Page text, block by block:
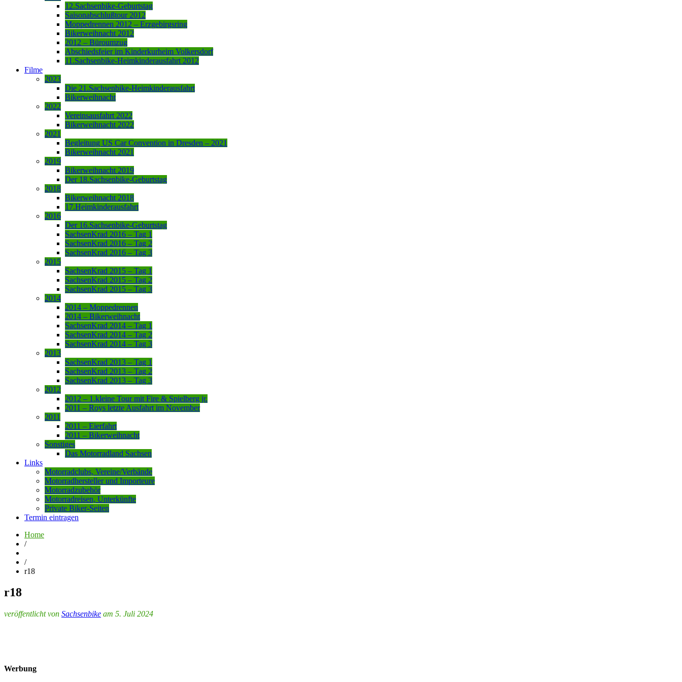
12.Sachsenbike-Geburtstag
Saisonabschlußtour 2012
Moppedrennen 2012 – Erzgebirgsring
Bikerweihnacht 2012
2012 – Büroumzug
Abschiedsfeier im Kinderkurheim Volkersdorf
11.Sachsenbike-Heimkinderausfahrt 2012
Filme
2023
Die 21.Sachsenbike-Heimkinderausfahrt
Bikerweihnacht
2022
Vereinsausfahrt 2022
Bikerweihnacht 2022
2021
Begleitung US Car Convention in Dresden – 2021
Bikerweihnacht 2021
2019
Bikerweihnacht 2019
Der 18.Sachsenbike-Geburtstag
2018
Bikerweihnacht 2018
17.Heimkinderausfahrt
2016
Der 16.Sachsenbike-Geburtstag
SachsenKrad 2016 – Tag 1
SachsenKrad 2016 – Tag 2
SachsenKrad 2016 – Tag 3
2015
SachsenKrad 2015 – Tag 1
SachsenKrad 2015 – Tag 2
SachsenKrad 2015 – Tag 3
2014
2014 – Moppedrennen
2014 – Bikerweihnacht
SachsenKrad 2014 – Tag 1
SachsenKrad 2014 – Tag 2
SachsenKrad 2014 – Tag 3
2013
SachsenKrad 2013 – Tag 1
SachsenKrad 2013 – Tag 2
SachsenKrad 2013 – Tag 3
2012
2012 – 1.kleine Tour mit Fire & Spielberg jr.
2011 – Roys letzte Ausfahrt im November
2011
2011 – Eierfahrt
2011 – Bikerweihnacht
Sonstiges
Das Motorradland Sachsen
Links
Motorradclubs, Vereine/Verbände
Motorradhersteller und Importeure
Motorradzubehör
Motorradreisen, Unterkünfte
Private Biker-Seiten
Termin eintragen
Home
/
/
r18
r18
veröffentlicht von Sachsenbike am 5. Juli 2024
Werbung